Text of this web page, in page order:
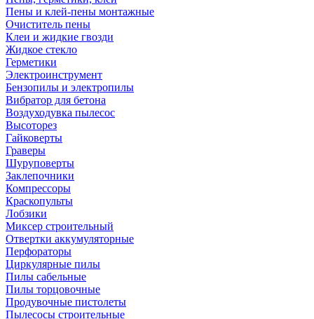
Пены и клей-пены монтажные
Очиститель пены
Клеи и жидкие гвозди
Жидкое стекло
Герметики
Электроинструмент
Бензопилы и электропилы
Вибратор для бетона
Воздуходувка пылесос
Высоторез
Гайковерты
Граверы
Шуруповерты
Заклепочники
Компрессоры
Краскопульты
Лобзики
Миксер строительный
Отвертки аккумуляторные
Перфораторы
Циркулярные пилы
Пилы сабельные
Пилы торцовочные
Продувочные пистолеты
Пылесосы строительные